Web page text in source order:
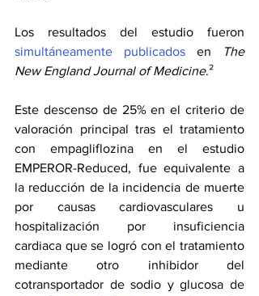
simultáneamente publicados en
The
New England Journal of Medicine.²
Este descenso de 25% en el criterio de
valoración principal tras el tratamiento
con empagliflozina en el estudio
EMPEROR-Reduced, fue equivalente a
la reducción de la incidencia de muerte
por causas cardiovasculares u
hospitalización por insuficiencia
cardiaca que se logró con el tratamiento
mediante otro inhibidor del
cotransportador de sodio y glucosa de